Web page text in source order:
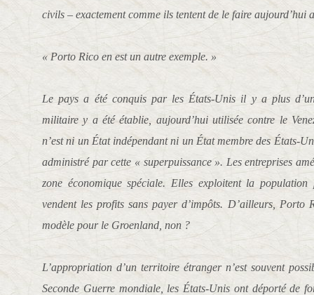
civils – exactement comme ils tentent de le faire aujourd’hui
« Porto Rico en est un autre exemple. »
Le pays a été conquis par les États-Unis il y a plus
militaire y a été établie, aujourd’hui utilisée contre le
n’est ni un État indépendant ni un État membre des États-
administré par cette « superpuissance ». Les entreprises
zone économique spéciale. Elles exploitent la
vendent les profits sans payer d’impôts. D’ailleurs, Porto
modèle pour le Groenland, non ?
L’appropriation d’un territoire étranger n’est souvent
Seconde Guerre mondiale, les États-Unis ont déporté de